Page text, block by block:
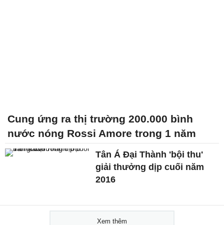
Cung ứng ra thị trường 200.000 bình
nước nóng Rossi Amore trong 1 năm
Tân Á Đại Thành 'bội thu'
giải thưởng dịp cuối năm
2016
Xem thêm